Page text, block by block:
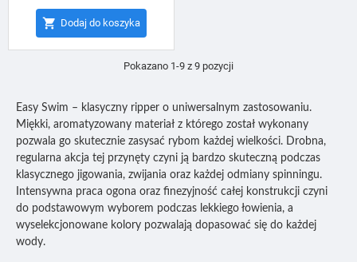
 Dodaj do koszyka
Pokazano 1-9 z 9 pozycji
Easy Swim – klasyczny ripper o uniwersalnym zastosowaniu.
Miękki, aromatyzowany materiał z którego został wykonany
pozwala go skutecznie zasysać rybom każdej wielkości. Drobna,
regularna akcja tej przynęty czyni ją bardzo skuteczną podczas
klasycznego jigowania, zwijania oraz każdej odmiany spinningu.
Intensywna praca ogona oraz finezyjność całej konstrukcji czyni
do podstawowym wyborem podczas lekkiego łowienia, a
wyselekcjonowane kolory pozwalają dopasować się do każdej
wody.